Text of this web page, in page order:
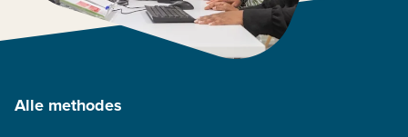
Alle methodes